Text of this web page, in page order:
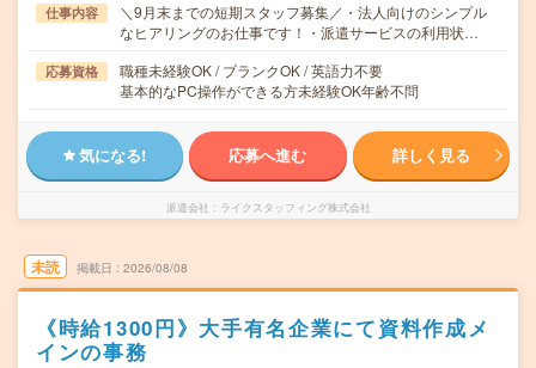
仕事内容
＼9月末までの短期スタッフ募集／・法人向けのシンプル
なヒアリングのお仕事です！・派遣サービスの利用状…
応募資格
職種未経験OK / ブランクOK / 英語力不要
基本的なPC操作ができる方未経験OK年齢不問
気になる! 応募へ進む 詳しく見る
派遣会社 ライクスタッフィング株式会社
未読 掲載日 2026/08/08
《時給1300円》大手有名企業にて資料作成メ
インの事務